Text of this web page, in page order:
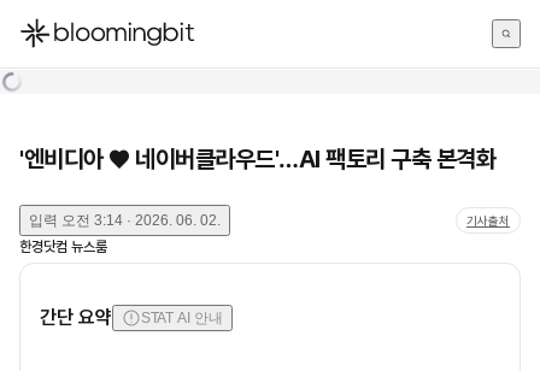
한국어
'엔비디아 ♥ 네이버클라우드'…AI 팩토리 구축 본격화
입력 오전 3:14 · 2026. 06. 02. 기사출처
한경닷컴 뉴스룸
간단 요약 STAT AI 안내